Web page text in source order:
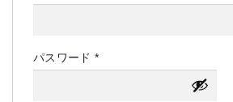
パスワード *必
須